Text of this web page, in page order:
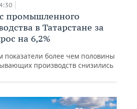
промышленного
в Татарстане за
на 6,2%
показатели более чем половины
производств снизились